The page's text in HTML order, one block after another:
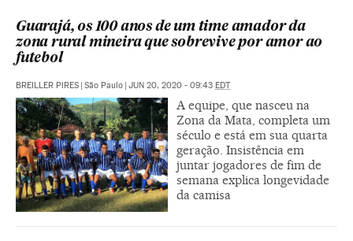
Guarajá, os 100 anos de um time amador da
zona rural mineira que sobrevive por amor ao
futebol
BREILLER PIRES São Paulo JUN 20, 2020 - 09:43 EDT
A equipe, que nasceu na
Zona da Mata, completa um
século e está em sua quarta
geração. Insistência em
juntar jogadores de fim de
semana explica longevidade
da camisa